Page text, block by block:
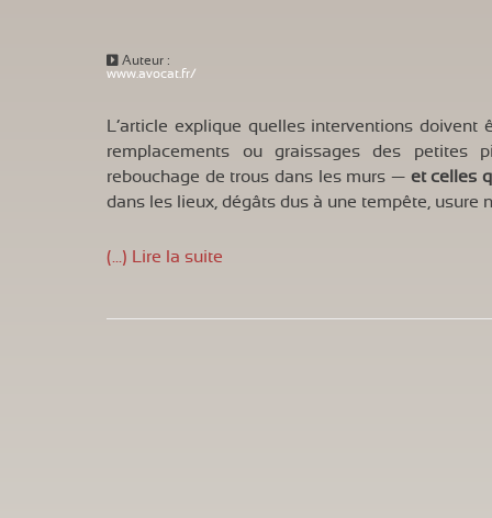
Auteur :
www.avocat.fr/
L’article explique quelles interventions
remplacements ou graissages des petites
rebouchage de trous dans les murs — et celles
dans les lieux, dégâts dus à une tempête, usure
(...) Lire la suite